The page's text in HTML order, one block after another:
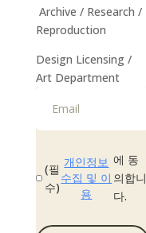
Archive / Research /
Reproduction
Design Licensing /
Art Department
(필
수)
개인정보
수집 및 이
용
에 동
의합니
다.